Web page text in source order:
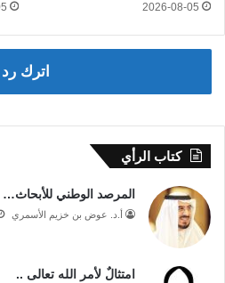
2026-08-05
اترك رد
كتاب الرأي
المرصد الوطني للأبحاث…
أ.د. عوض بن خزيم الأسمري
امتثالٌ لأمر الله تعالى ..